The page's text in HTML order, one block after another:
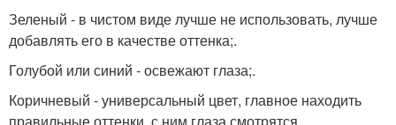
Зеленый - в чистом виде лучше не использовать, лучше
добавлять его в качестве оттенка;.
Голубой или синий - освежают глаза;.
Коричневый - универсальный цвет, главное находить
правильные оттенки, с ним глаза смотрятся